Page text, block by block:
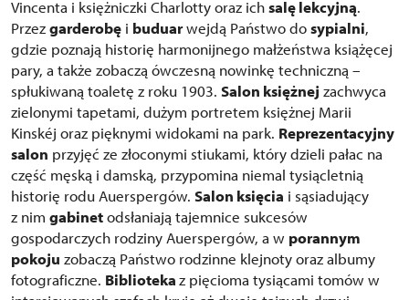
Vincenta i księżniczki Charlotty oraz ichsalę lekcyjną.
Przezgarderobę i buduarwejdą Państwo dosypialni,
gdzie poznają historię harmonijnego małżeństwa książęcej
pary, a także zobaczą ówczesną nowinkę techniczną –
spłukiwaną toaletę z roku 1903. Salon księżnej zachwyca
zielonymi tapetami, dużym portretem księżnej Marii
Kinskéj oraz pięknymi widokami na park. Reprezentacyjny
salon przyjęć ze złoconymi stiukami, który dzieli pałac na
część męską i damską, przypomina niemal tysiącletnią
historię rodu Auerspergów. Salon księcia i sąsiadujący
z nim gabinetodsłaniają tajemnice sukcesów
gospodarczych rodziny Auerspergów, a w porannym
pokoju zobaczą Państwo rodzinne klejnoty oraz albumy
fotograficzne. Bibliotekaz pięcioma tysiącami tomów w